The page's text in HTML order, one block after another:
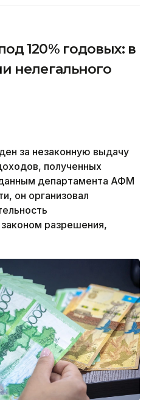
120% годовых: в
нелегального
за незаконную выдачу
полученных
департамента АФМ
он организовал
разрешения,